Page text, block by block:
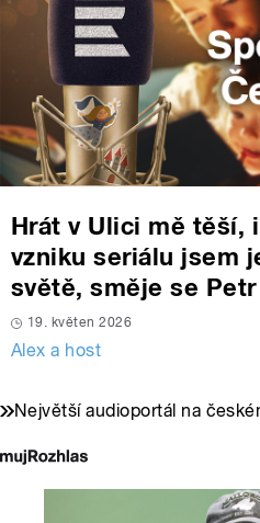
Hrát v Ulici mě těší,
vzniku seriálu jsem
světě, směje se
19. květen 2026
Alex a host
Největší audioportál na